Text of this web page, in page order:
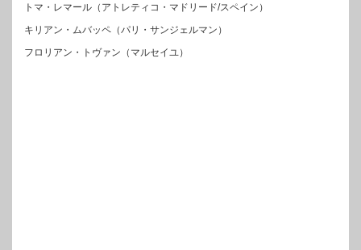
トマ・レマール（アトレティコ・マドリード/スペイン）
キリアン・ムバッペ（パリ・サンジェルマン）
フロリアン・トヴァン（マルセイユ）